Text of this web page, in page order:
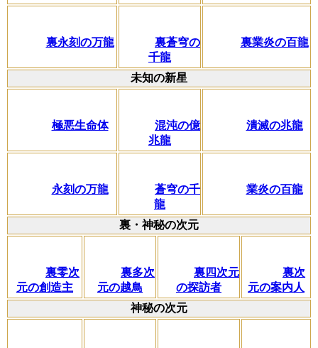
裏永刻の万龍
裏蒼穹の
千龍
裏業炎の百龍
未知の新星
極悪生命体
混沌の億
兆龍
潰滅の兆龍
永刻の万龍
蒼穹の千
龍
業炎の百龍
裏・神秘の次元
裏零次
元の創造主
裏多次
元の越鳥
裏四次元
の探訪者
裏次
元の案内人
神秘の次元